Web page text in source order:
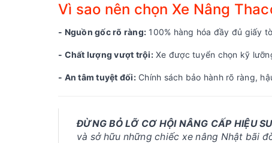
Vì sao nên chọn Xe Nâng
- Nguồn gốc rõ ràng: 100% hàng hóa đầy đủ giấy
- Chất lượng vượt trội:Xe được tuyển chọn kỹ
- An tâm tuyệt đối:Chính sách bảo hành rõ ràng,
ĐỪNG BỎ LỠ CƠ HỘI NÂNG CẤP HIỆU
và sở hữu những chiếc xe nâng Nhật bãi